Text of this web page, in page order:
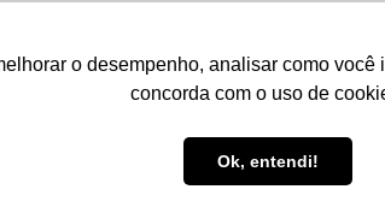
o desempenho, analisar como
concorda com o uso de
Ok, entendi!
Seminários da Convenção Batista